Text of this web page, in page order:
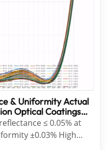
& Uniformity Actual
Optical Coatings
Ultra-High
Imaging
≤ 0.05% at
±0.03% High
ghost-free Suitable